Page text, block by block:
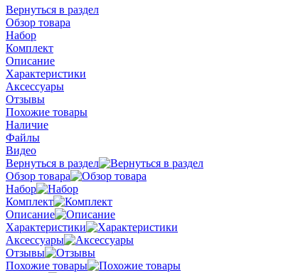
Вернуться в раздел
Обзор товара
Набор
Комплект
Описание
Характеристики
Аксессуары
Отзывы
Похожие товары
Наличие
Файлы
Видео
Вернуться в раздел
Обзор товара
Набор
Комплект
Описание
Характеристики
Аксессуары
Отзывы
Похожие товары